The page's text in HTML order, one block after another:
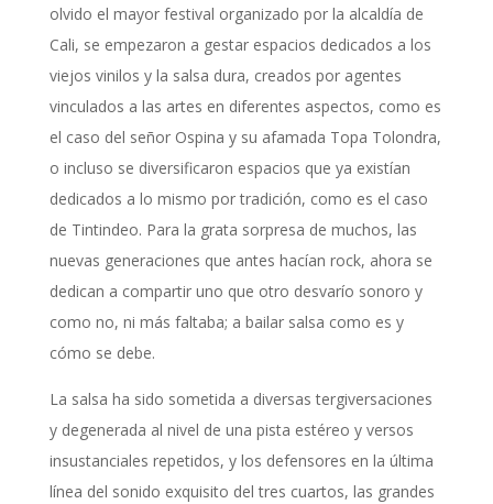
olvido el mayor festival organizado por la alcaldía de
Cali, se empezaron a gestar espacios dedicados a los
viejos vinilos y la salsa dura, creados por agentes
vinculados a las artes en diferentes aspectos, como es
el caso del señor Ospina y su afamada Topa Tolondra,
o incluso se diversificaron espacios que ya existían
dedicados a lo mismo por tradición, como es el caso
de Tintindeo. Para la grata sorpresa de muchos, las
nuevas generaciones que antes hacían rock, ahora se
dedican a compartir uno que otro desvarío sonoro y
como no, ni más faltaba; a bailar salsa como es y
cómo se debe.
La salsa ha sido sometida a diversas tergiversaciones
y degenerada al nivel de una pista estéreo y versos
insustanciales repetidos, y los defensores en la última
línea del sonido exquisito del tres cuartos, las grandes